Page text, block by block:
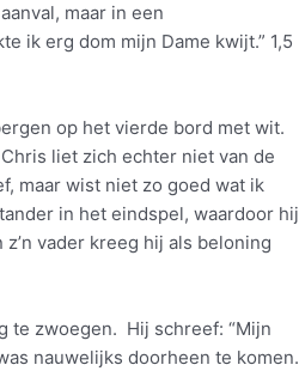
maar in een
ik erg dom mijn Dame kwijt.” 1,5
op het vierde bord met wit.
liet zich echter niet van de
maar wist niet zo goed wat ik
in het eindspel, waardoor hij
vader kreeg hij als beloning
te zwoegen. Hij schreef: “Mijn
nauwelijks doorheen te komen.